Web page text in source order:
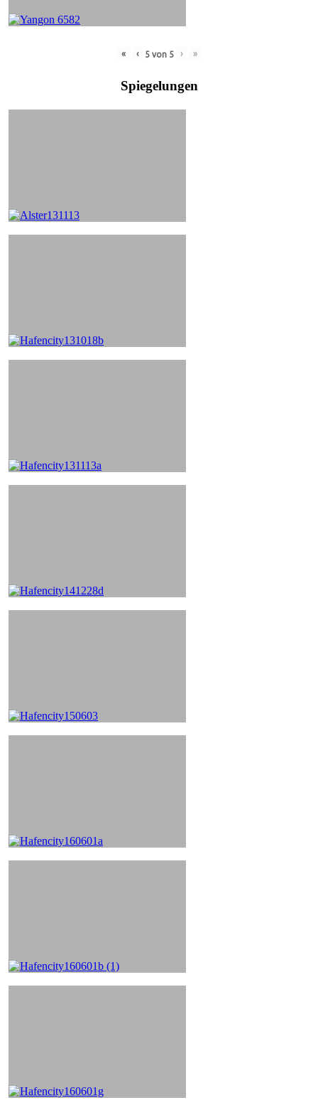
« ‹ 5von 5 › »
Spiegelungen